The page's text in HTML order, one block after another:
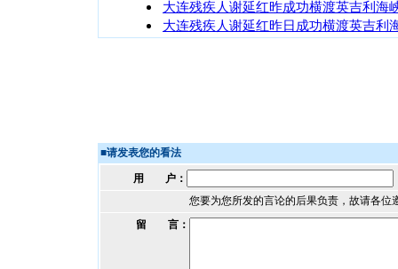
大连残疾人谢延红昨成功横渡英吉利海
大连残疾人谢延红昨日成功横渡英吉利
■请发表您的看法
用 户：
您要为您所发的言论的后果负责，故请各位
留 言：